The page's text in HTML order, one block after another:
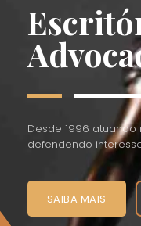
Desde 1996
defendendo
SAIBA MAIS